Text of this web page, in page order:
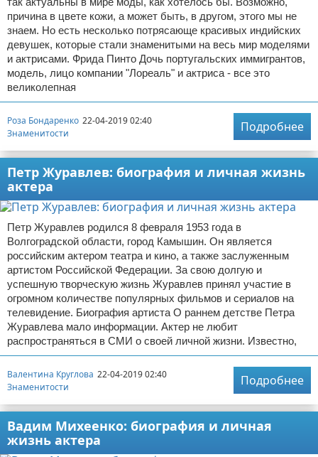
причина в цвете кожи, а может быть, в другом, этого мы не
знаем. Но есть несколько потрясающе красивых индийских
девушек, которые стали знаменитыми на весь мир моделями
и актрисами. Фрида Пинто Дочь португальских иммигрантов,
модель, лицо компании "Лореаль" и актриса - все это
великолепная
Роза Бондаренко 22-04-2019 02:40
Знаменитости
Подробнее
Петр Журавлев: биография и личная жизнь
актера
Петр Журавлев родился 8 февраля 1953 года в
Волгоградской области, город Камышин. Он является
российским актером театра и кино, а также заслуженным
артистом Российской Федерации. За свою долгую и
успешную творческую жизнь Журавлев принял участие в
огромном количестве популярных фильмов и сериалов на
телевидение. Биография артиста О раннем детстве Петра
Журавлева мало информации. Актер не любит
распространяться в СМИ о своей личной жизни. Известно,
Валентина Круглова 22-04-2019 02:40
Знаменитости
Подробнее
Вадим Михеенко: биография и личная
жизнь актера